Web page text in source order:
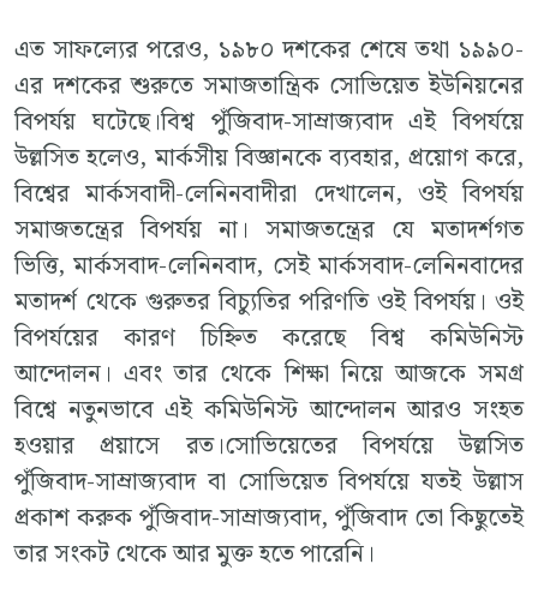
এত সাফল্যের পরেও, ১৯৮০ দশকের শেষে তথা ১৯৯০-
এর দশকের শুরুতে সমাজতান্ত্রিক সোভিয়েত ইউনিয়নের
বিপর্যয় ঘটেছে।বিশ্ব পুঁজিবাদ-সাম্রাজ্যবাদ এই বিপর্যয়ে
উল্লসিত হলেও, মার্কসীয় বিজ্ঞানকে ব্যবহার, প্রয়োগ করে,
বিশ্বের মার্কসবাদী-লেনিনবাদীরা দেখালেন, ওই বিপর্যয়
সমাজতন্ত্রের বিপর্যয় না। সমাজতন্ত্রের যে মতাদর্শগত
ভিত্তি, মার্কসবাদ-লেনিনবাদ, সেই মার্কসবাদ-লেনিনবাদের
মতাদর্শ থেকে গুরুতর বিচ্যুতির পরিণতি ওই বিপর্যয়। ওই
বিপর্যয়ের কারণ চিহ্নিত করেছে বিশ্ব কমিউনিস্ট
আন্দোলন। এবং তার থেকে শিক্ষা নিয়ে আজকে সমগ্র
বিশ্বে নতুনভাবে এই কমিউনিস্ট আন্দোলন আরও সংহত
হওয়ার প্রয়াসে রত।সোভিয়েতের বিপর্যয়ে উল্লসিত
পুঁজিবাদ-সাম্রাজ্যবাদ বা সোভিয়েত বিপর্যয়ে যতই উল্লাস
প্রকাশ করুক পুঁজিবাদ-সাম্রাজ্যবাদ, পুঁজিবাদ তো কিছুতেই
তার সংকট থেকে আর মুক্ত হতে পারেনি।